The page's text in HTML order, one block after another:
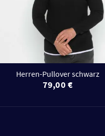
Herren-Pullover schwarz
79,00 €